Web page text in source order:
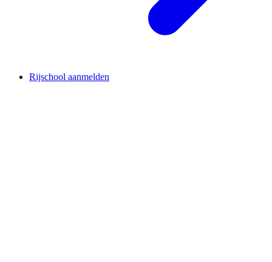
Rijschool aanmelden